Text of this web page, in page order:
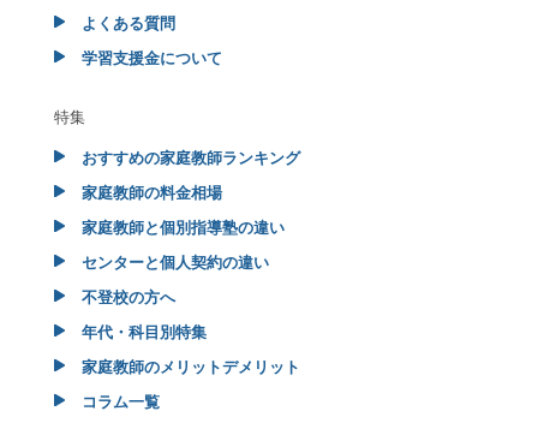
よくある質問
学習支援金について
特集
おすすめの家庭教師ランキング
家庭教師の料金相場
家庭教師と個別指導塾の違い
センターと個人契約の違い
不登校の方へ
年代・科目別特集
家庭教師のメリットデメリット
コラム一覧